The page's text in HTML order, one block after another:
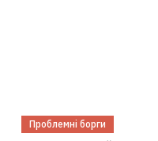
Проблемні борги